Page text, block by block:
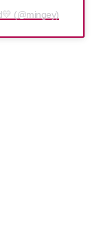
(@mingey)